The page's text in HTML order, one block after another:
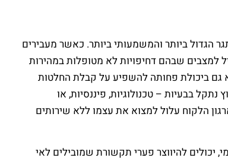
הגדול ביותר והמשמעותי ביותר. כאשר מעבירים
למצבים שבהם דחיפויות לא מטופלות במהירות
גם ביכולת פחותה להשפיע על קבלת החלטות
בבעיות – טכנולוגיות, פיננסיות, או
הלקוח עלול למצוא את עצמו ללא שירותים
להיווצר פערי תקשורת שמובילים לאי